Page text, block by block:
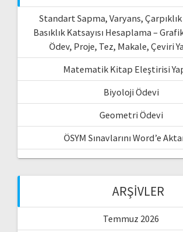
Standart Sapma, Varyans, Çarpıklık
Basıklık Katsayısı Hesaplama –
Ödev, Proje, Tez, Makale, Çeviri
Matematik Kitap Eleştirisi
Biyoloji Ödevi
Geometri Ödevi
ÖSYM Sınavlarını Word’e
ARŞIVLER
Temmuz 2026